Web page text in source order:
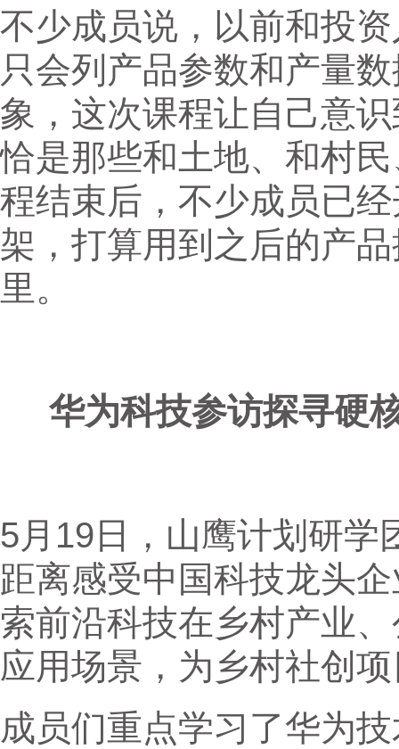
不少成员说，以前和投
只会列产品参数和产量
象，这次课程让自己意
恰是那些和土地、和村
程结束后，不少成员已
架，打算用到之后的产
里。
华为科技参访探寻硬
5月19日，山鹰计划研学
距离感受中国科技龙头
索前沿科技在乡村产业
应用场景，为乡村社创
成员们重点学习了华为